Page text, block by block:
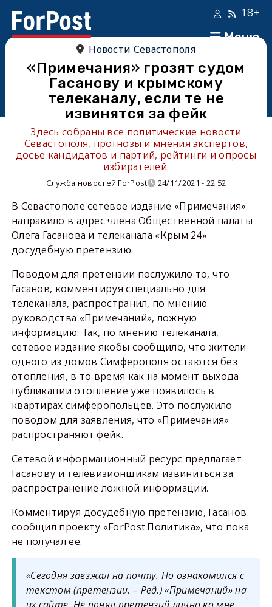
Меню
18+
Новости Севастополя
«Примечания» грозят судом
Гасанову и крымскому
телеканалу, если те не
извинятся за фейк
Здесь собраны все политические новости
Севастополя, прогнозы и мнения экспертов,
досье кандидатов и партий, рейтинги и опросы
избирателей.
Служба новостей ForPost 24/11/2021 - 22:52
В Севастополе сетевое издание «Примечания»
направило в адрес члена Общественной палаты
Олега Гасанова и телеканала «Крым 24»
досудебную претензию.
Поводом для претензии послужило то, что
Гасанов, комментируя специально для
телеканала, распространил, по мнению
руководства «Примечаний», ложную
информацию. Так, по мнению телеканала,
сетевое издание якобы сообщило, что жители
одного из домов Симферополя остаются без
отопления, в то время как на момент выхода
публикации отопление уже появилось в
квартирах симферопольцев. Это послужило
поводом для заявления, что «Примечания»
распространяют фейк.
Сетевой информационный ресурс предлагает
Гасанову и телевизионщикам извиниться за
распространение ложной информации.
Комментируя досудебную претензию, Гасанов
сообщил проекту «ForPost.Политика», что пока
не получал её.
«Сегодня заезжал на почту. Но ознакомился с
текстом(претензии. – Ред.)«Примечаний» на